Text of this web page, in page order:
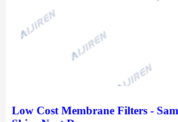
Low Cost Membrane Filters -